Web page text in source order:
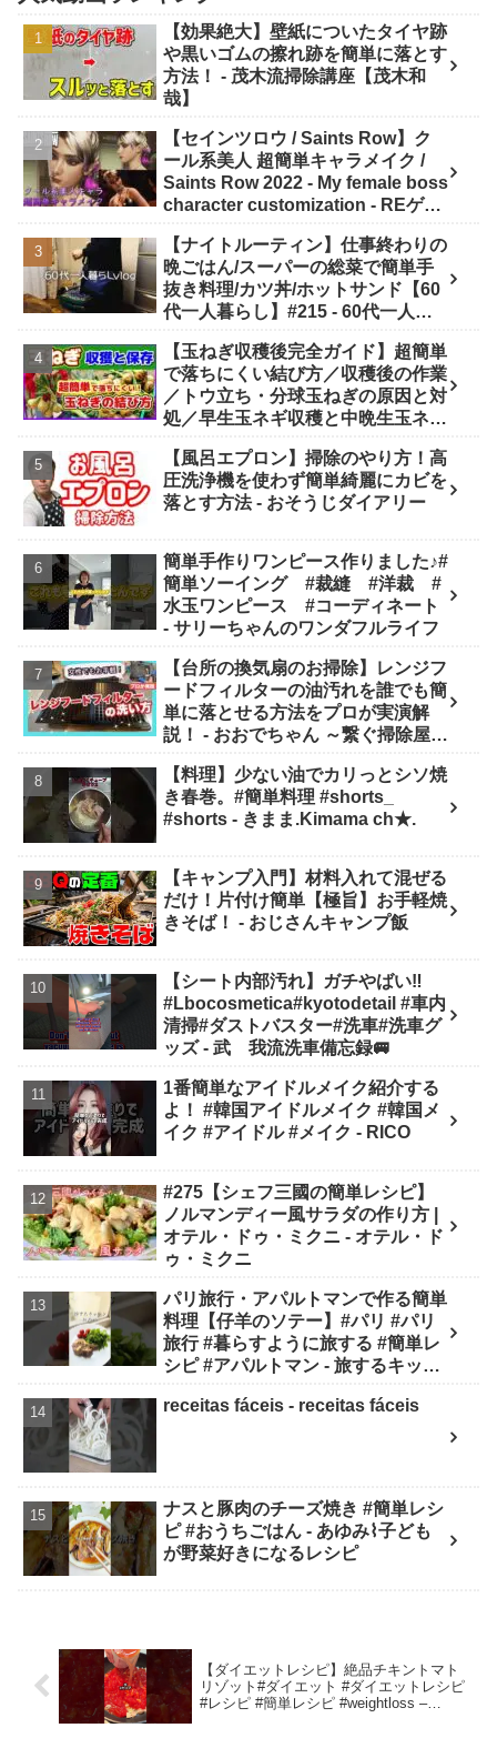
【効果絶大】壁紙についたタイヤ跡
や黒いゴムの擦れ跡を簡単に落とす
方法！ - 茂木流掃除講座【茂木和
哉】
【セインツロウ / Saints Row】ク
ール系美人 超簡単キャラメイク /
Saints Row 2022 - My female boss
character customization - REゲー
【ナイトルーティン】仕事終わりの
晩ごはん/スーパーの総菜で簡単手
抜き料理/カツ丼/ホットサンド【60
代一人暮らし】#215 - 60代一人暮
【玉ねぎ収穫後完全ガイド】超簡単
で落ちにくい結び方／収穫後の作業
／トウ立ち・分球玉ねぎの原因と対
処／早生玉ネギ収穫と中晩生玉ネギ
方／玉葱料理／【概要欄にもくじ】
- ニャハハの家庭菜園
【風呂エプロン】掃除のやり方！高
圧洗浄機を使わず簡単綺麗にカビを
落とす方法 - おそうじダイアリー
簡単手作りワンピース作りました♪#
簡単ソーイング #裁縫 #洋裁 #
水玉ワンピース #コーディネート
- サリーちゃんのワンダフルライフ
【台所の換気扇のお掃除】レンジフ
ードフィルターの油汚れを誰でも簡
単に落とせる方法をプロが実演解
説！ - おおでちゃん ～繋ぐ掃除屋さ
【料理】少ない油でカリっとシソ焼
き春巻。#簡単料理 #shorts_
#shorts - きまま.Kimama ch★.
【キャンプ入門】材料入れて混ぜる
だけ！片付け簡単【極旨】お手軽焼
きそば！ - おじさんキャンプ飯
【シート内部汚れ】ガチやばい‼️
#Lbocosmetica#kyotodetail #車内
清掃#ダストバスター#洗車#洗車グ
ッズ - 武 我流洗車備忘録🚐
1番簡単なアイドルメイク紹介する
よ！ #韓国アイドルメイク #韓国メ
イク #アイドル #メイク - RICO
#275【シェフ三國の簡単レシピ】
ノルマンディー風サラダの作り方 |
オテル・ドゥ・ミクニ - オテル・ド
ゥ・ミクニ
パリ旅行・アパルトマンで作る簡単
料理【仔羊のソテー】#パリ #パリ
旅行 #暮らすように旅する #簡単レ
シピ #アパルトマン - 旅するキッチ
receitas fáceis - receitas fáceis
ナスと豚肉のチーズ焼き #簡単レシ
ピ #おうちごはん - あゆみ⌇子ども
が野菜好きになるレシピ
【ダイエットレシピ】絶品チキントマト
リゾット#ダイエット #ダイエットレシピ
#レシピ #簡単レシピ #weightloss –